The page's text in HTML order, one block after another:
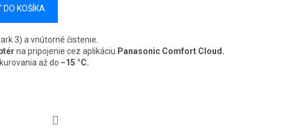
DO KOŠÍKA
3) a vnútorné čistenie.
na pripojenie cez aplikáciu Panasonic Comfort Cloud.
až do −15 °C.